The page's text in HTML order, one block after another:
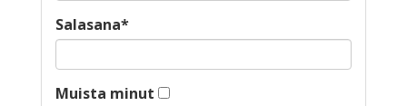
Salasana*
Muista minut